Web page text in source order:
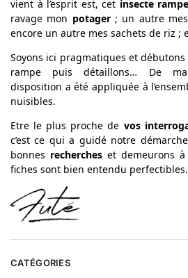
vient à l’esprit est, cet insecte rampe
ravage mon potager; un autre
encore un autre mes sachets de riz ;
Soyons ici pragmatiques et
rampe puis détaillons… De
disposition a été appliquée à
nuisibles.
Etre le plus proche de vos
c’est ce qui a guidé notre
bonnes rechercheset demeurons à
fiches sont bien entendu perfectibles.
CATÉGORIES